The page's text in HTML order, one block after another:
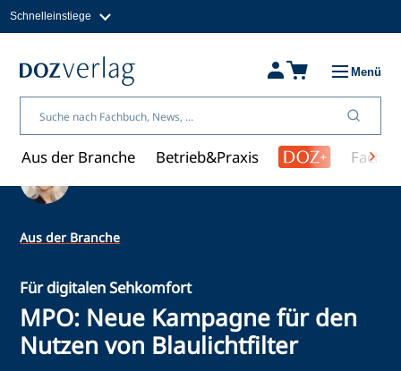
Inhalt
Schnelleinstiege
Fachbücher & Shop
Über uns
Menü
Aus der Branche Betrieb&Praxis
Aus der Branche
Für digitalen Sehkomfort
MPO: Neue Kampagne für den
Nutzen von Blaulichtfilter